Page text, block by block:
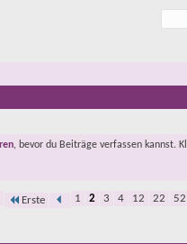
, bevor du Beiträge verfassen kannst.
Erste 1 2 3 4 12 22 52